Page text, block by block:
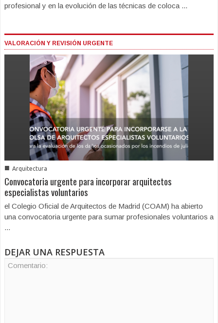
profesional y en la evolución de las técnicas de coloca ...
VALORACIÓN Y REVISIÓN URGENTE
■ Arquitectura
Convocatoria urgente para incorporar arquitectos
especialistas voluntarios
el Colegio Oficial de Arquitectos de Madrid (COAM) ha abierto
una convocatoria urgente para sumar profesionales voluntarios a
...
DEJAR UNA RESPUESTA